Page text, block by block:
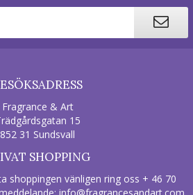
Fragrance & Art
15
852 31 Sundsvall
SHOPPING
shoppingen vänligen ring oss + 46 70